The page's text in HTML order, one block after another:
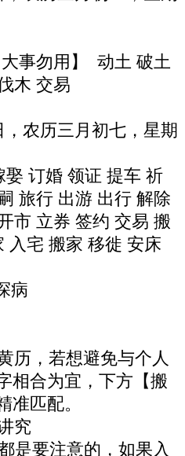
事勿用】 动土 破土
木 交易
农历三月初七，星期
订婚 领证 提车 祈
旅行 出游 出行 解除
市 立券 签约 交易 搬
入宅 搬家 移徙 安床
病
历，若想避免与个人
相合为宜，下方【搬
准匹配。
究
是要注意的，如果入